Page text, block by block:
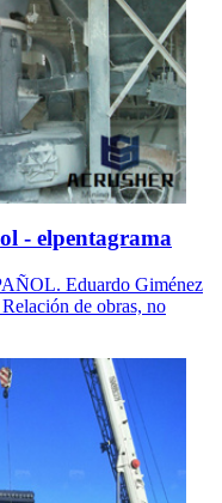
- elpentagrama
Eduardo Giménez
de obras, no